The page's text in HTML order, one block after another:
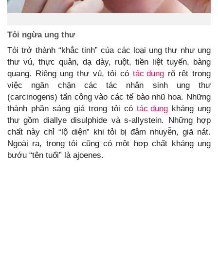
Tỏi ngừa ung thư
Tỏi trở thành “khắc tinh” của các loại ung thư như ung
thư vú, thực quản, dạ dày, ruột, tiền liệt tuyến, bàng
quang. Riêng ung thư vú, tỏi có tác dụngrõ rệt trong
việc ngăn chặn các tác nhân sinh ung thư
(carcinogens) tấn công vào các tế bào nhũ hoa. Những
thành phần sáng giá trong tỏi có tác dụngkháng ung
thư gồm diallye disulphide và s-allystein. Những hợp
chất này chỉ “lộ diện” khi tỏi bị đâm nhuyễn, giã nát.
Ngoài ra, trong tỏi cũng có một hợp chất kháng ung
bướu “tên tuổi” là ajoenes.